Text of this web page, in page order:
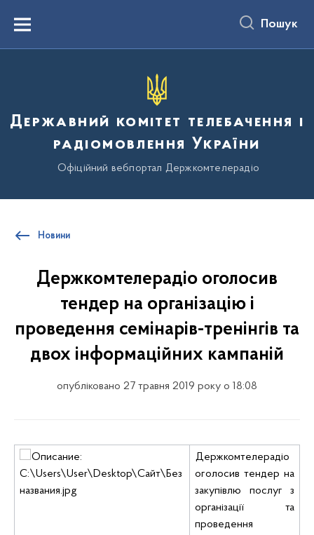
вмістуMenu Пошук
Державний комітет телебачення і
радіомовлення України
Офіційний вебпортал Держкомтелерадіо
Новини
Держкомтелерадіо оголосив
тендер на організацію і
проведення семінарів-тренінгів та
двох інформаційних кампаній
опубліковано 27 травня 2019 року о 18:08
Держкомтелерадіо
оголосив тендер на
закупівлю послуг з
організації та
проведення